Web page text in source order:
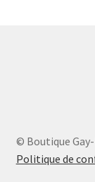
© Boutique
Politique de